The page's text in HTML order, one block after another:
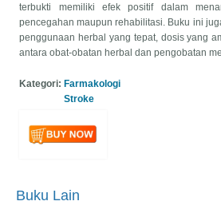
terbukti memiliki efek positif dalam
pencegahan maupun rehabilitasi. Buku ini
penggunaan herbal yang tepat, dosis yang
antara obat-obatan herbal dan pengobatan
Kategori:Farmakologi
Stroke
Buku Lain